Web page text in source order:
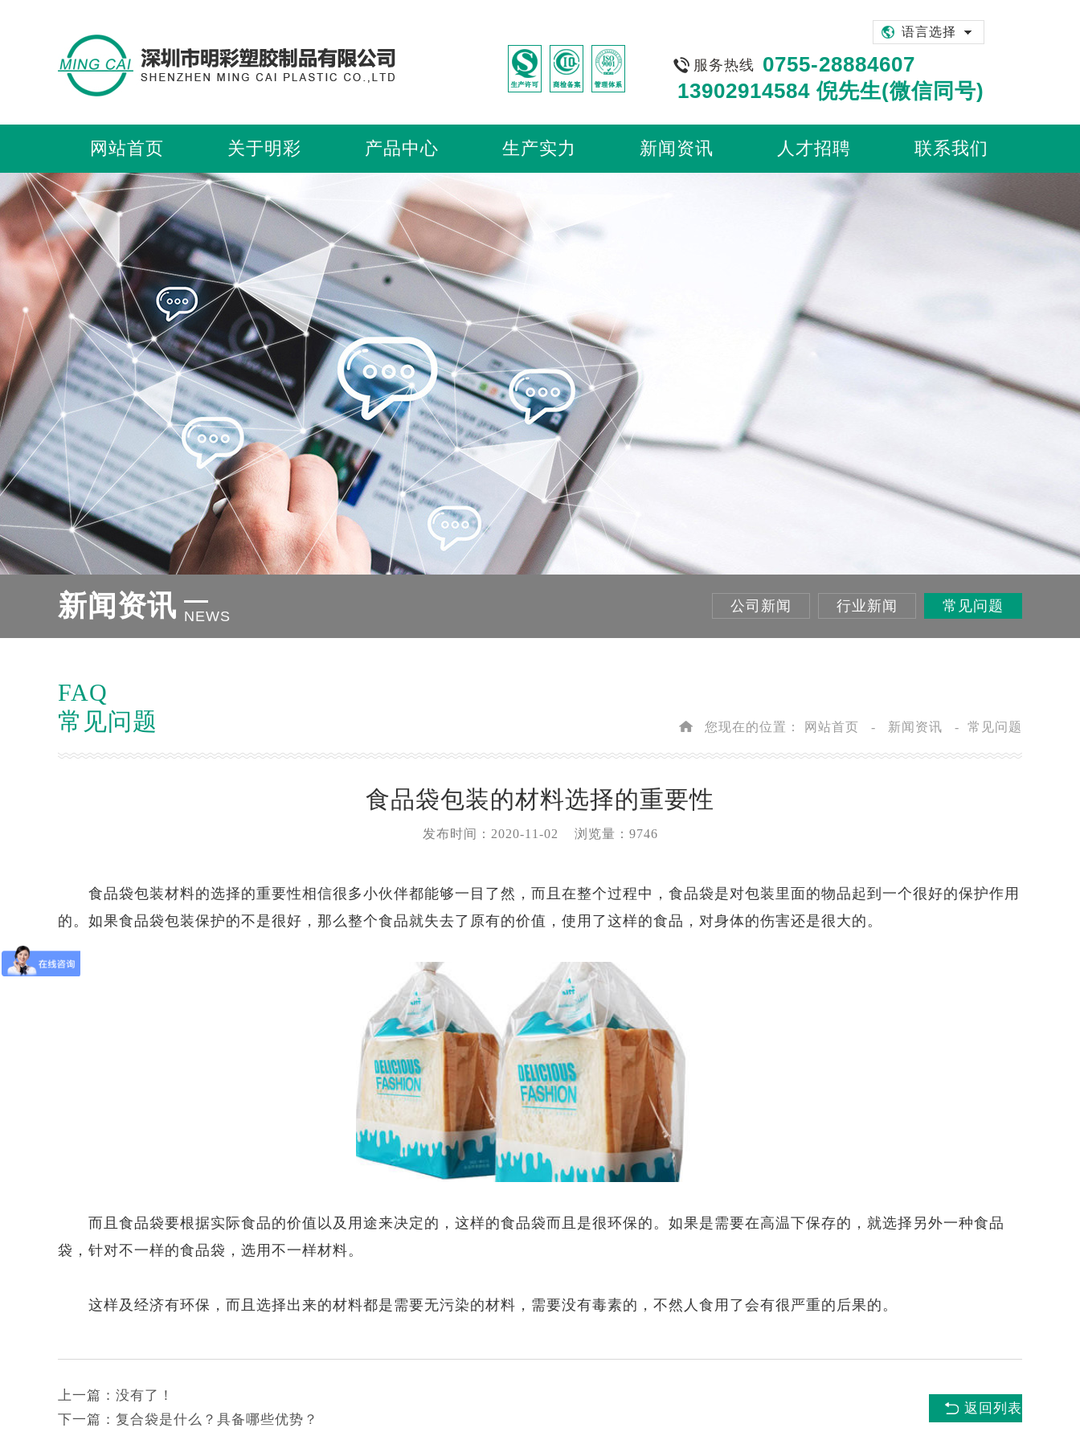
语言选择
服务热线 0755-28884607
13902914584 倪先生(微信同号)
网站首页 关于明彩 产品中心 生产实力 新闻资讯 人才招聘 联系我们
新闻资讯 NEWS
公司新闻 行业新闻 常见问题
您现在的位置： 网站首页 - 新闻资讯 - 常见问题
FAQ
常见问题
食品袋包装的材料选择的重要性
发布时间：2020-11-02 浏览量：9746
食品袋包装材料的选择的重要性相信很多小伙伴都能够一目了然，而且在整个过程中，食品袋是对包装里面的物品起到一个很好的保护作用
的。如果食品袋包装保护的不是很好，那么整个食品就失去了原有的价值，使用了这样的食品，对身体的伤害还是很大的。
而且食品袋要根据实际食品的价值以及用途来决定的，这样的食品袋而且是很环保的。如果是需要在高温下保存的，就选择另外一种食品
袋，针对不一样的食品袋，选用不一样材料。
这样及经济有环保，而且选择出来的材料都是需要无污染的材料，需要没有毒素的，不然人食用了会有很严重的后果的。
上一篇： 没有了！
下一篇： 复合袋是什么？具备哪些优势？
返回列表